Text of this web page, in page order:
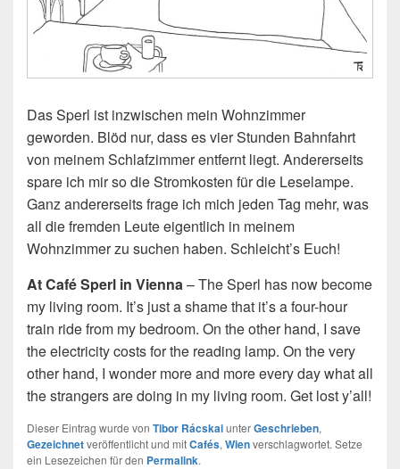
Das Sperl ist inzwischen mein Wohnzimmer
geworden. Blöd nur, dass es vier Stunden Bahnfahrt
von meinem Schlafzimmer entfernt liegt. Andererseits
spare ich mir so die Stromkosten für die Leselampe.
Ganz andererseits frage ich mich jeden Tag mehr, was
all die fremden Leute eigentlich in meinem
Wohnzimmer zu suchen haben. Schleicht’s Euch!
At Café Sperl in Vienna– The Sperl has now become
my living room. It’s just a shame that it’s a four-hour
train ride from my bedroom. On the other hand, I save
the electricity costs for the reading lamp. On the very
other hand, I wonder more and more every day what all
the strangers are doing in my living room. Get lost y’all!
Dieser Eintrag wurde von Tibor RácskaiunterGeschrieben,
Gezeichnetveröffentlicht und mitCafés, Wienverschlagwortet. Setze
ein Lesezeichen für den Permalink.